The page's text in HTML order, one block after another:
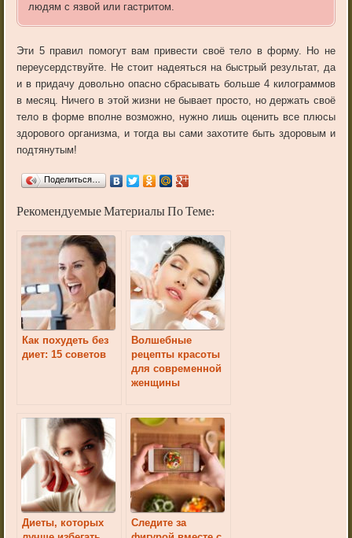
людям с язвой или гастритом.
Эти 5 правил помогут вам привести своё тело в форму. Но не
переусердствуйте
Не стоит надеяться на быстрый результат, да
и в придачу довольно опасно сбрасывать больше 4 килограммов
в месяц. Ничего в этой жизни не бывает просто но держать своё
тело в форме вполне возможно нужно лишь оценить все плюсы
здорового организма и тогда вы сами захотите быть здоровым и
подтянутым!
Поделиться…
Рекомендуемые Материалы По Теме:
Как похудеть без
диет: 15 советов
Волшебные
рецепты красоты
для современной
женщины
Диеты, которых
Следите за